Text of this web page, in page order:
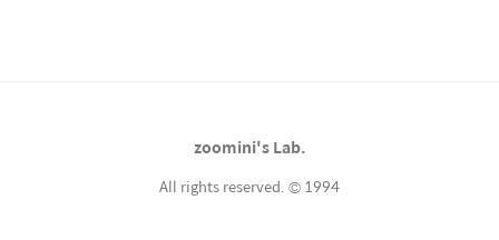
zoomini's Lab.
All rights reserved. © 1994